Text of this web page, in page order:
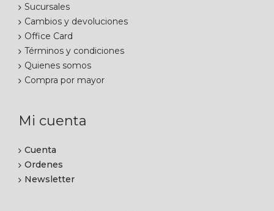
Sucursales
Cambios y devoluciones
Office Card
Términos y condiciones
Quienes somos
Compra por mayor
Mi cuenta
Cuenta
Ordenes
Newsletter